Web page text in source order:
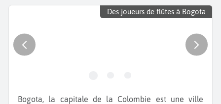
Des joueurs de flûtes à Bogota
Bogota, la capitale de la Colombie est une ville